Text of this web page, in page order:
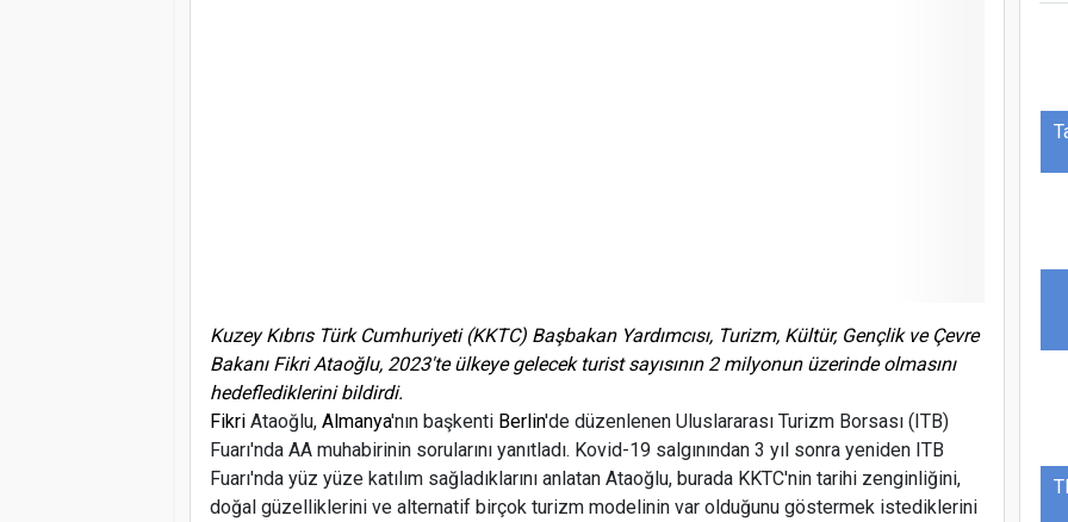
Kuzey Kıbrıs Türk Cumhuriyeti (KKTC) Başbakan Yardımcısı, Turizm, Kültür, Gençlik ve Çevre
Bakanı Fikri Ataoğlu, 2023'te ülkeye gelecek turist sayısının 2 milyonun üzerinde olmasını
hedeflediklerini bildirdi.
Fikri Ataoğlu, Almanya'nın başkenti Berlin'de düzenlenen Uluslararası Turizm Borsası (ITB)
Fuarı'nda AA muhabirinin sorularını yanıtladı. Kovid-19 salgınından 3 yıl sonra yeniden ITB
Fuarı'nda yüz yüze katılım sağladıklarını anlatan Ataoğlu, burada KKTC'nin tarihi zenginliğini,
doğal güzelliklerini ve alternatif birçok turizm modelinin var olduğunu göstermek istediklerini